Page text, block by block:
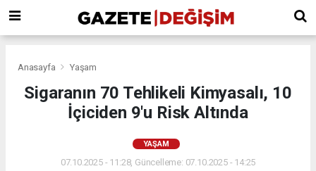
Anasayfa Yaşam
Sigaranın 70 Tehlikeli Kimyasalı, 10
İçiciden 9'u Risk Altında
YAŞAM
07.10.2025 - 11:28, Güncelleme: 07.10.2025 - 14:25